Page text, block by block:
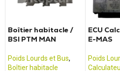
Boîtier habitacle /
BSI PTM MAN
Poids Lourds et Bus,
Boîtier habitacle
ECU
E-MAS
Poids